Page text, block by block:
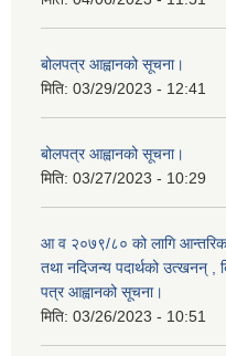
बोलपत्र आह्वानको सूचना।
मिति: 03/29/2023 - 12:41
बोलपत्र आह्वानको सूचना।
मिति: 03/27/2023 - 10:29
आ व २०७९/८० को लागि आन्तरिक
तथा नदिजन्य पदार्थको उत्खनन् ,
पत्र आह्वानको सूचना।
मिति: 03/26/2023 - 10:51